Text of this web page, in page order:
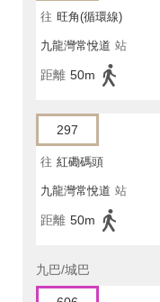
往 旺角(循環線)
九龍灣常悅道 站
距離 50m
297
往 紅磡碼頭
九龍灣常悅道 站
距離 50m
九巴/城巴